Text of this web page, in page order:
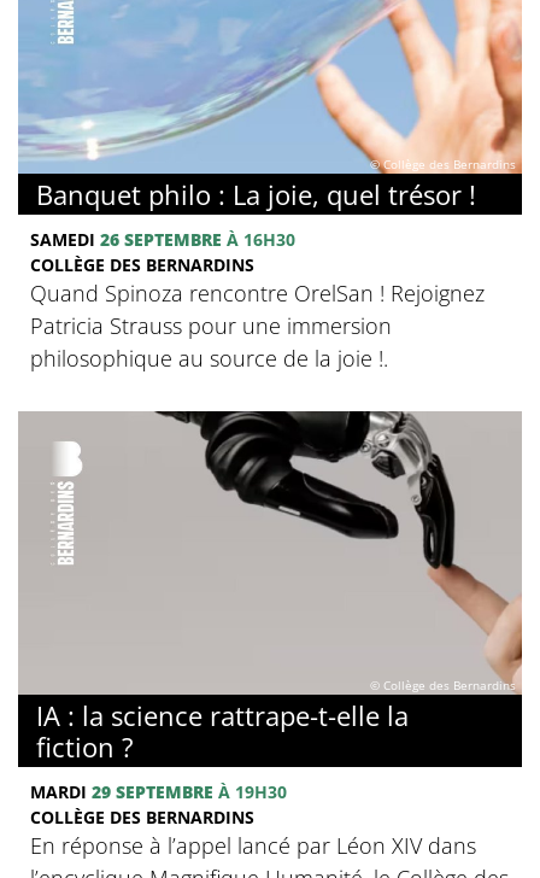
© Collège des Bernardins
Banquet philo : La joie, quel trésor !
SAMEDI 26 SEPTEMBRE À 16H30
COLLÈGE DES BERNARDINS
Quand Spinoza rencontre OrelSan ! Rejoignez
Patricia Strauss pour une immersion
philosophique au source de la joie !.
© Collège des Bernardins
IA : la science rattrape-t-elle la
fiction ?
MARDI 29 SEPTEMBRE À 19H30
COLLÈGE DES BERNARDINS
En réponse à l’appel lancé par Léon XIV dans